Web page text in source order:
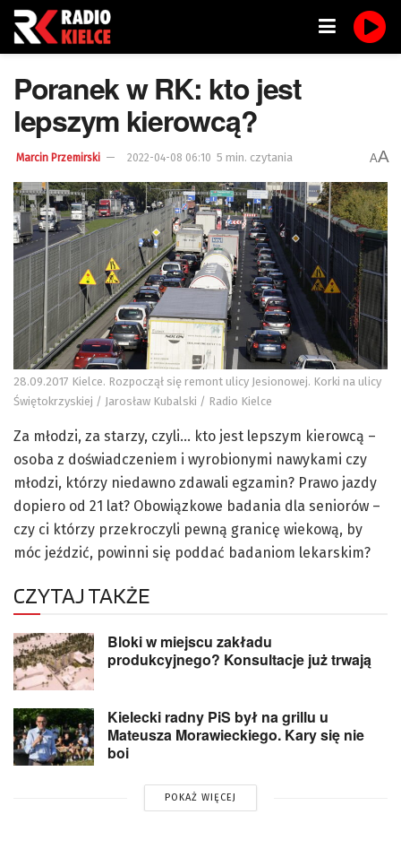
Poranek w RK: kto jest
lepszym kierowcą?
Marcin Przemirski 2022-04-08 06:10 5 min. czytania AA
28.09.2017 Kielce. Rozpoczął się remont ulicy Jesionowej. Korki na ulicy
Świętokrzyskiej / Jarosław Kubalski / Radio Kielce
Za młodzi, za starzy, czyli… kto jest lepszym kierowcą –
osoba z doświadczeniem i wyrobionymi nawykami czy
młodzi, którzy niedawno zdawali egzamin? Prawo jazdy
dopiero od 21 lat? Obowiązkowe badania dla seniorów –
czy ci którzy przekroczyli pewną granicę wiekową, by
móc jeździć, powinni się poddać badaniom lekarskim?
CZYTAJ TAKŻE
Bloki w miejscu zakładu
produkcyjnego? Konsultacje już trwają
Kielecki radny PiS był na grillu u
Mateusza Morawieckiego. Kary się nie
boi
POKAŻ WIĘCEJ